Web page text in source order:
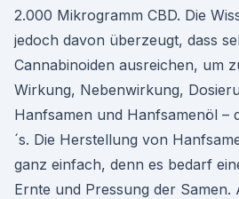
2.000 Mikrogramm CBD. Die
jedoch davon überzeugt, dass
Cannabinoiden ausreichen, um
Wirkung, Nebenwirkung,
Hanfsamen und Hanfsamenöl –
´s. Die Herstellung von
ganz einfach, denn es bedarf
Ernte und Pressung der